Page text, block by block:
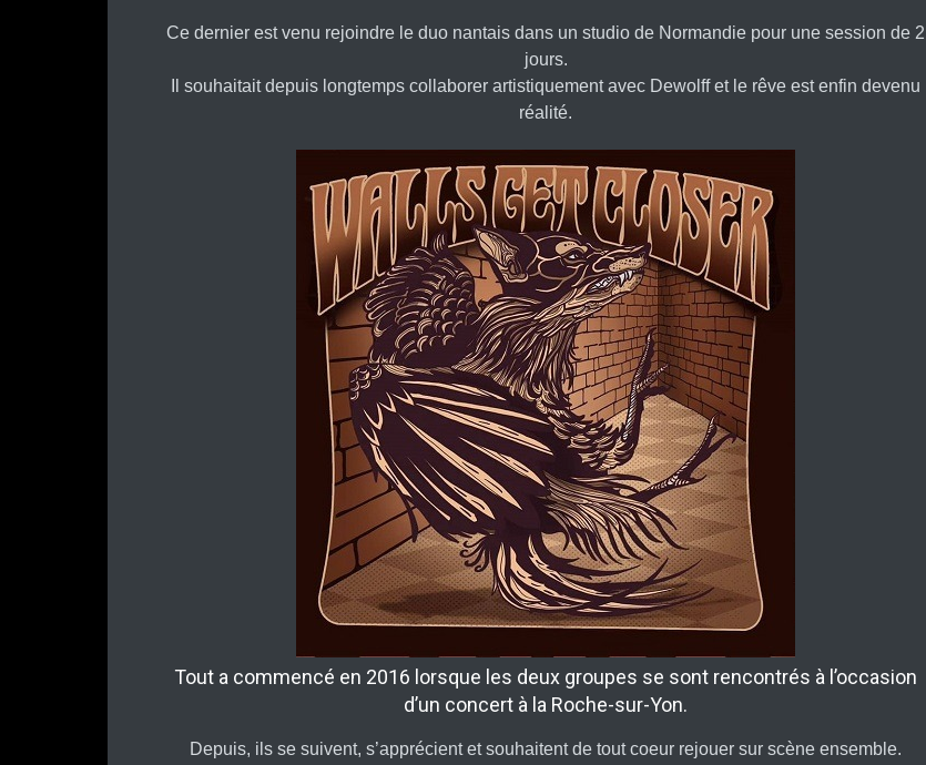
Ce dernier est venu rejoindre le duo nantais dans un studio de Normandie pour une session de 2
jours.
Il souhaitait depuis longtemps collaborer artistiquement avec Dewolff et le rêve est enfin devenu
réalité.
Tout a commencé en 2016 lorsque les deux groupes se sont rencontrés à l’occasion
d’un concert à la Roche-sur-Yon.
Depuis, ils se suivent, s’apprécient et souhaitent de tout coeur rejouer sur scène ensemble.